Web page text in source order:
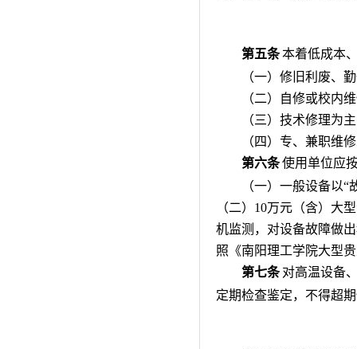
第五条本着低成本
（一）修旧利废、
（二）自修或校内
（三）技术修理为
（四）专、兼职维
第六条使用单位应
（一）一般设备以
（二）10万元（含）大
机监测，对设备故障做
照《南阳理工学院大型
第七条 对高温设备
定期检查鉴定， 不得超